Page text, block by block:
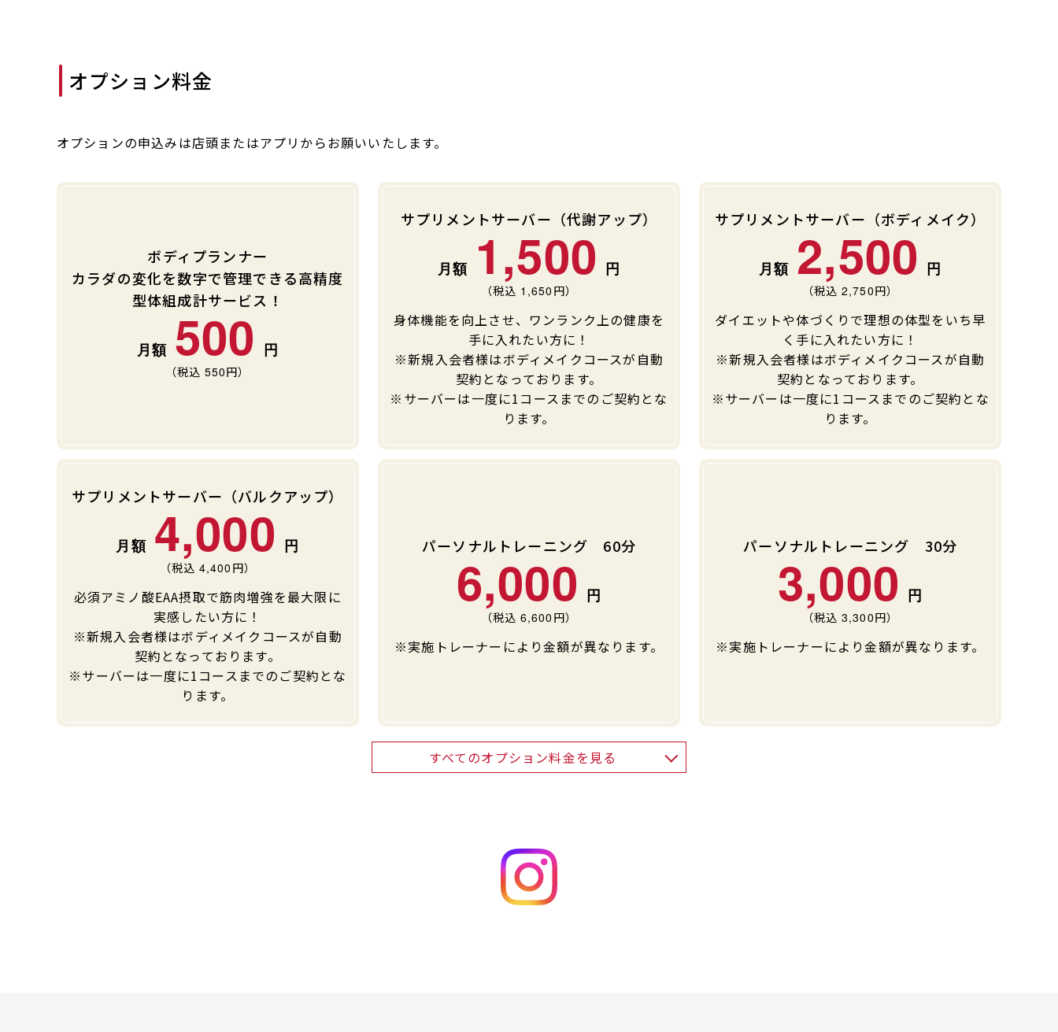
オプション料金
オプションの申込みは店頭またはアプリからお願いいたします。
ボディプランナー
カラダの変化を数字で管理できる高精度
型体組成計サービス！
500
（税込 550円）
サプリメントサーバー（代謝アップ）
1,500
（税込 1,650 円）
身体機能を向上させ、ワンランク上の健康を
手に入れたい方に！
※新規入会者様はボディメイクコースが自動
契約となっております。
※サーバーは一度に1コースまでのご契約とな
ります。
サプリメントサーバー（ボディメイク）
2,500
（税込 2,750円）
ダイエットや体づくりで理想の体型をいち早
く手に入れたい方に！
※新規入会者様はボディメイクコースが自動
契約となっております。
※サーバーは一度に1コースまでのご契約とな
ります。
サプリメントサーバー（バルクアップ）
4,000
（税込 4,400 円）
必須アミノ酸EAA摂取で筋肉増強を最大限に
実感したい方に！
※新規入会者様はボディメイクコースが自動
契約となっております。
※サーバーは一度に1コースまでのご契約とな
ります。
パーソナルトレーニング 60分
6,000
（税込 6,600 円）
※実施トレーナーにより金額が異なります。
パーソナルトレーニング 30分
3,000
（税込 3,300円）
※実施トレーナーにより金額が異なります。
すべてのオプション料金を見る